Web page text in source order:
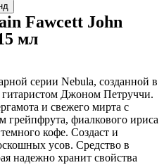
Fawcett John
мл
серии Nebula, созданной в
гитаристом Джоном Петруччи.
и свежего мирта с
грейпфрута, фиалкового ириса
кофе. Создаст и
усов. Средство в
надежно хранит свойства